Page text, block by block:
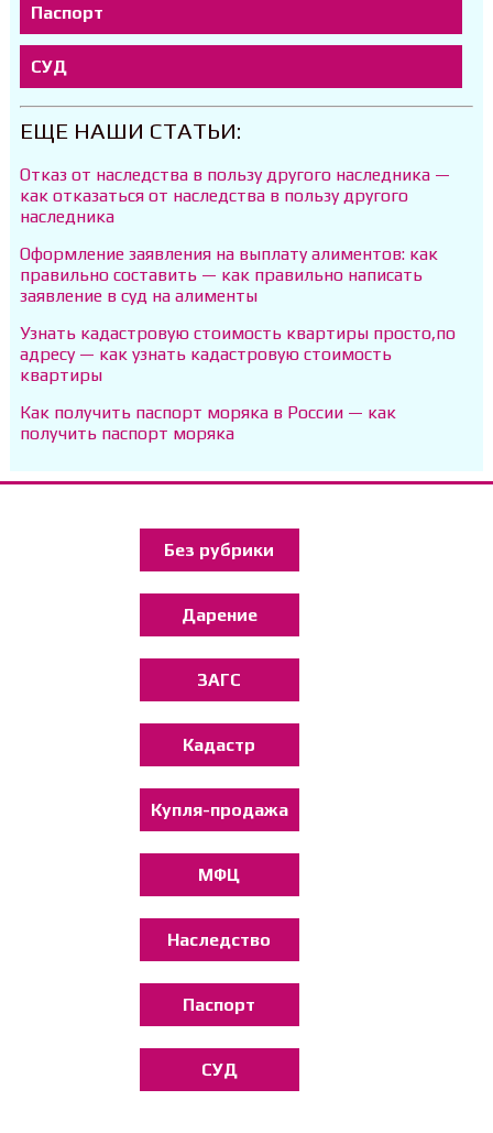
Паспорт
СУД
ЕЩЕ НАШИ СТАТЬИ:
Отказ от наследства в пользу другого наследника —
как отказаться от наследства в пользу другого
наследника
Оформление заявления на выплату алиментов: как
правильно составить — как правильно написать
заявление в суд на алименты
Узнать кадастровую стоимость квартиры просто,по
адресу — как узнать кадастровую стоимость
квартиры
Как получить паспорт моряка в России — как
получить паспорт моряка
Без рубрики
Дарение
ЗАГС
Кадастр
Купля-продажа
МФЦ
Наследство
Паспорт
СУД